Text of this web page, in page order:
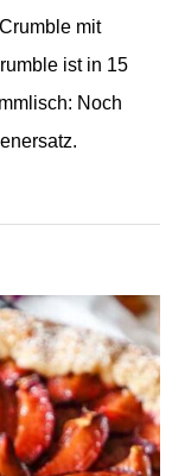
mit
ist in 15
Noch